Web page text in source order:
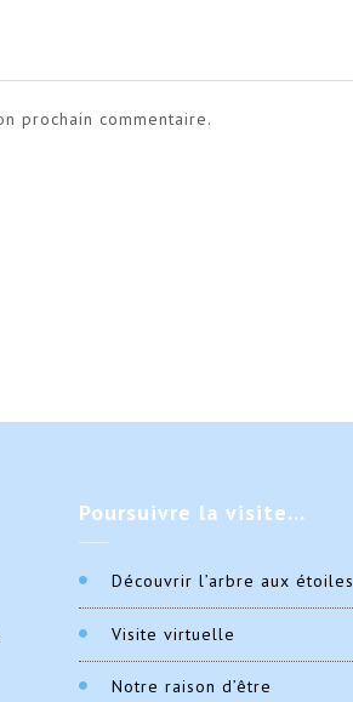
prochain commentaire.
Poursuivre la visite…
Découvrir l’arbre aux étoiles
Visite virtuelle
Notre raison d’être